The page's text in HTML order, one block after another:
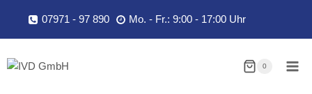
springen
07971 - 97 890 Mo. - Fr.: 9:00 - 17:00 Uhr
0